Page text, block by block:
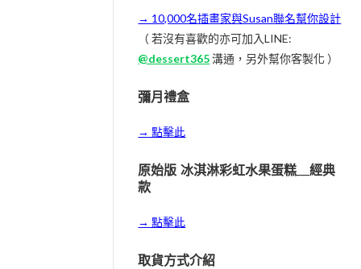
→ 10,000名插畫家與Susan聯名幫你設計
（ 若沒有喜歡的亦可加入LINE:
@dessert365溝通，另外幫你客製化 ）
彌月禮盒
→ 點擊此
原始版 冰淇淋彩虹水果蛋糕__經典
款
→ 點擊此
取貨方式介紹